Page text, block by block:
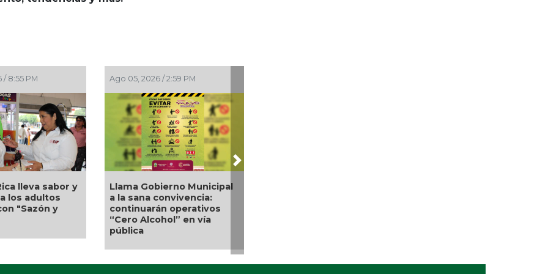
PM
sanción
de
Life
Ago 05, 2026 / 2:23 PM
Una silla de ruedas, un
nuevo apoyo para Flor
Alondra: Pedro Miguel y
Sonia Marie responden a
petición de familia
Next